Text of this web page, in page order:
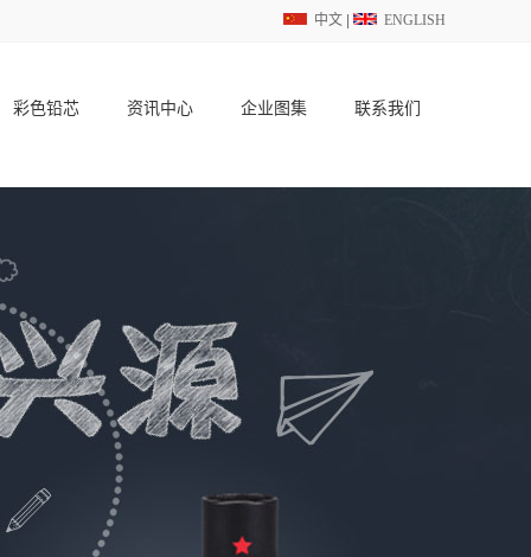
中文 ENGLISH
彩色铅芯 资讯中心 企业图集 联系我们